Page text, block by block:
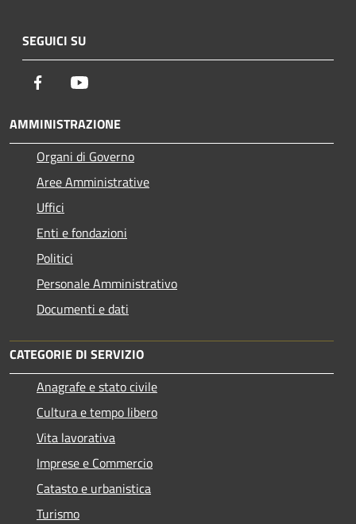
SEGUICI SU
Facebook
AMMINISTRAZIONE
Organi di Governo
Aree Amministrative
Uffici
Enti e fondazioni
Politici
Personale Amministrativo
Documenti e dati
CATEGORIE DI SERVIZIO
Anagrafe e stato civile
Cultura e tempo libero
Vita lavorativa
Imprese e Commercio
Catasto e urbanistica
Turismo